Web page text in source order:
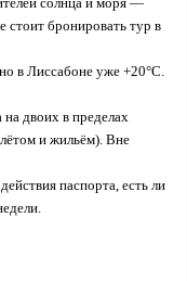
бронировать тур в
в Лиссабоне уже +20°C.
на двоих в пределах
и жильём). Вне
паспорта, есть ли